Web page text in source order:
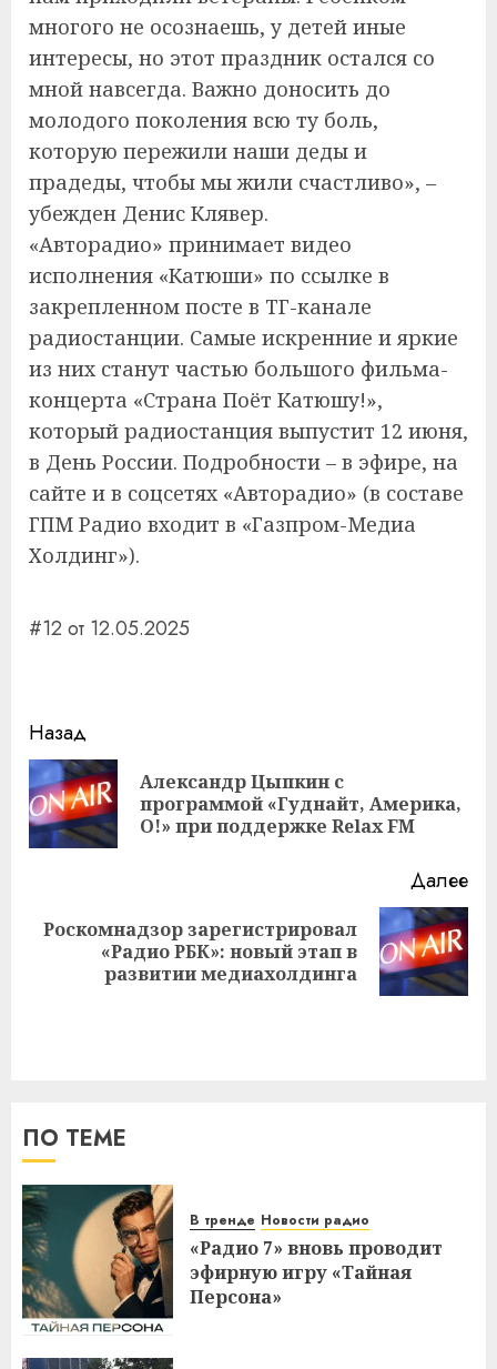
многого не осознаешь, у детей иные
интересы, но этот праздник остался со
мной навсегда. Важно доносить до
молодого поколения всю ту боль,
которую пережили наши деды и
прадеды, чтобы мы жили счастливо», –
убежден Денис Клявер.
«Авторадио» принимает видео
исполнения «Катюши» по ссылке в
закрепленном посте в ТГ-канале
радиостанции. Самые искренние и яркие
из них станут частью большого фильма-
концерта «Страна Поёт Катюшу!»,
который радиостанция выпустит 12 июня,
в День России. Подробности – в эфире, на
сайте и в соцсетях «Авторадио» (в составе
ГПМ Радио входит в «Газпром-Медиа
Холдинг»).
#12 от 12.05.2025
Навигация
записи
Назад
Александр Цыпкин с
программой «Гуднайт, Америка,
О!» при поддержке Relax FM
Далее
Следующая
Роскомнадзор зарегистрировал
«Радио РБК»: новый этап в
развитии медиахолдинга
ПО ТЕМЕ
В тренде Новости радио
«Радио 7» вновь проводит
эфирную игру «Тайная
Персона»